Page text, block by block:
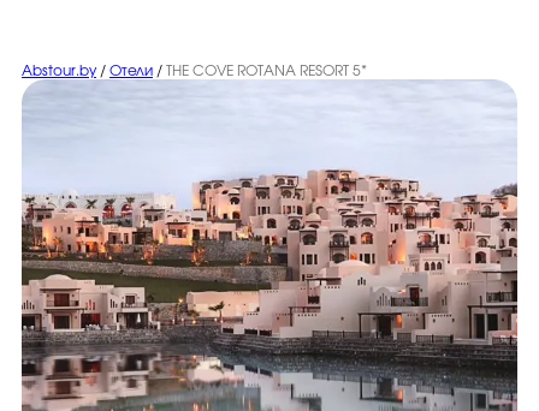
Abstour.by / Отели / THE COVE ROTANA RESORT 5*